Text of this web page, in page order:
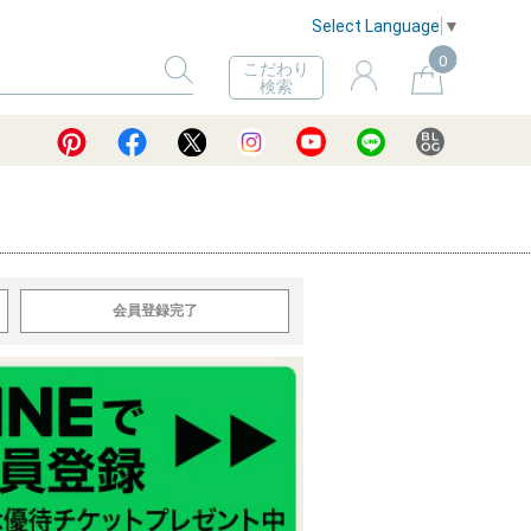
Select Language ▼
こだわり
検索
0
会員登録完了